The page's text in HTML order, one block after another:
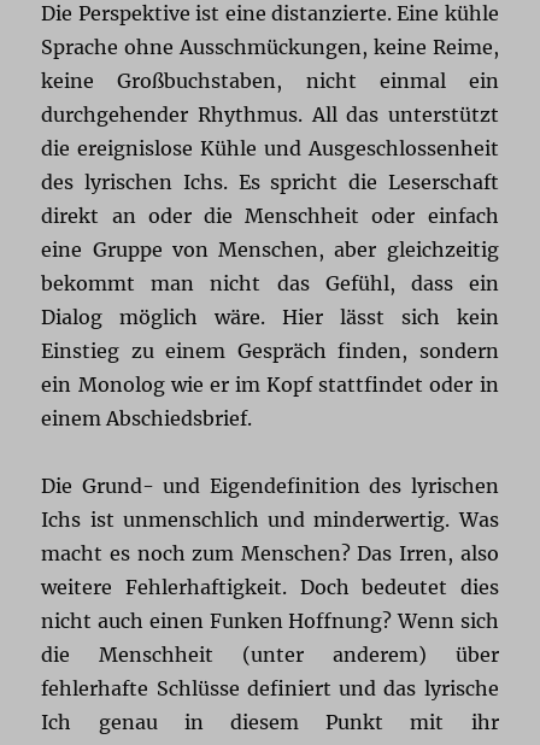
Die Perspektive ist eine distanzierte. Eine kühle
Sprache ohne Ausschmückungen, keine Reime,
keine Großbuchstaben, nicht einmal ein
durchgehender Rhythmus. All das unterstützt
die ereignislose Kühle und Ausgeschlossenheit
des lyrischen Ichs. Es spricht die Leserschaft
direkt an oder die Menschheit oder einfach
eine Gruppe von Menschen, aber gleichzeitig
bekommt man nicht das Gefühl, dass ein
Dialog möglich wäre. Hier lässt sich kein
Einstieg zu einem Gespräch finden, sondern
ein Monolog wie er im Kopf stattfindet oder in
einem Abschiedsbrief.
Die Grund- und Eigendefinition des lyrischen
Ichs ist unmenschlich und minderwertig. Was
macht es noch zum Menschen? Das Irren, also
weitere Fehlerhaftigkeit. Doch bedeutet dies
nicht auch einen Funken Hoffnung? Wenn sich
die Menschheit (unter anderem) über
fehlerhafte Schlüsse definiert und das lyrische
Ich genau in diesem Punkt mit ihr